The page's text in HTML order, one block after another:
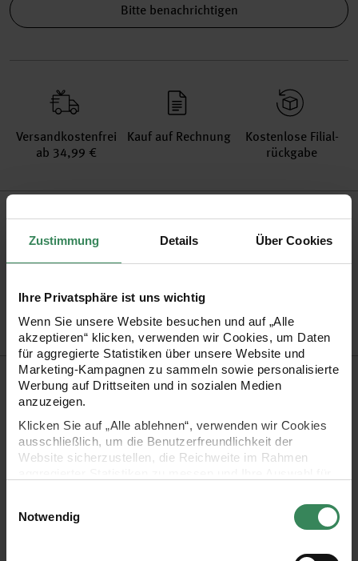
Zustimmung Details Über Cookies
Ihre Privatsphäre ist uns wichtig
Wenn Sie unsere Website besuchen und auf „Alle
akzeptieren“ klicken, verwenden wir Cookies, um Daten
für aggregierte Statistiken über unsere Website und
Marketing-Kampagnen zu sammeln sowie personalisierte
Werbung auf Drittseiten und in sozialen Medien
anzuzeigen.
Klicken Sie auf „Alle ablehnen“, verwenden wir Cookies
ausschließlich, um die Benutzerfreundlichkeit der
Website sicherzustellen, die Reichweite im Rahmen
Ihre Einwilligung ist freiwillig und kann jederzeit über den
Link „Cookie-Einstellungen“ im Fußbereich der Seite
Notwendig
Bitte benachrichtigen
Versand­kosten­frei
ab 34,99 €
Kauf auf Rechnung
Kosten­lose Filial­
rückgabe
Material
Bestell-Nr.3359556
Produktbeschreibung
zur Tischdekoration, Grußkartengestaltung oder zur
Verzierung von Geschenken und Verpackungen. Die
unverzichtbar an Halloween. Die Sticker haben auf der
Rückseite einen Klebepunkt mit dem sie befestigt werden